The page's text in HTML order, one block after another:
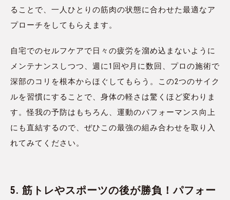
ることで、一人ひとりの筋肉の状態に合わせた最適なア
プローチをしてもらえます。
自宅でのセルフケアで日々の疲労を溜め込まないように
メンテナンスしつつ、週に1回や月に数回、プロの施術で
深部のコリを根本からほぐしてもらう。この2つのサイク
ルを習慣にすることで、身体の軽さは驚くほど変わりま
す。怪我の予防はもちろん、運動のパフォーマンス向上
にも直結するので、ぜひこの最強の組み合わせを取り入
れてみてください。
5. 筋トレやスポーツの後が勝負！パフォー